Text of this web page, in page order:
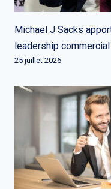
Michael J Sacks
leadership
25 juillet 2026